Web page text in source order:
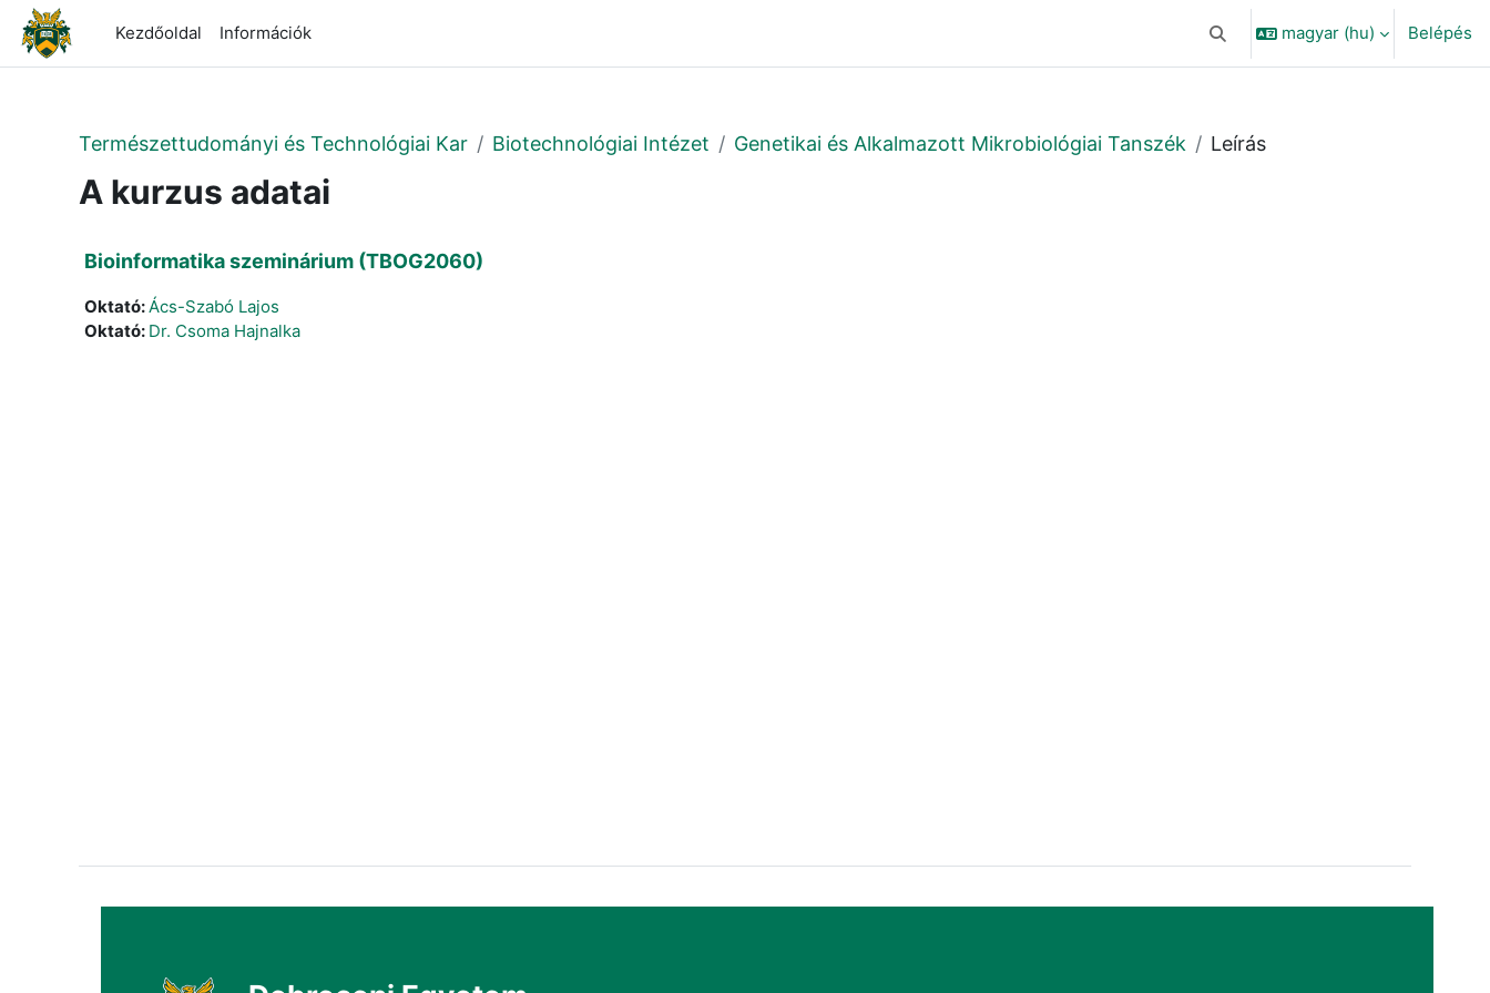
Tovább a fő tartalomhoz
Kezdőoldal
Információk Keresési bemeneti adatok váltása
magyar ‎(hu)‎ Belépés
Természettudományi és Technológiai Kar Biotechnológiai Intézet Genetikai és Alkalmazott Mikrobiológiai Tanszék Leírás
A kurzus adatai
Bioinformatika szeminárium (TBOG2060)
Oktató:Ács-Szabó Lajos
Oktató: Dr. Csoma Hajnalka